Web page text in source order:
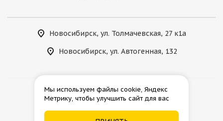
Новосибирск, ул. Толмачевская, 27 к1а
Новосибирск, ул. Автогенная, 132
2026 © АгроПромСнаб
Мы используем файлы cookie, Яндекс
Метрику, чтобы улучшить сайт для вас